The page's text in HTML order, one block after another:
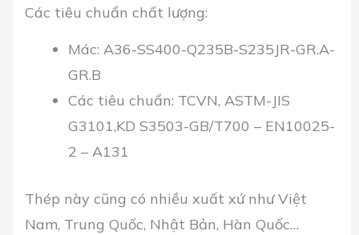
Các tiêu chuẩn chất lượng:
Mác: A36-SS400-Q235B-S235JR-GR.A-
GR.B
Các tiêu chuẩn: TCVN, ASTM-JIS
G3101,KD S3503-GB/T700 – EN10025-
2 – A131
Thép này cũng có nhiều xuất xứ như Việt
Nam, Trung Quốc, Nhật Bản, Hàn Quốc…